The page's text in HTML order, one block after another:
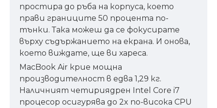
простира до ръба на корпуса, което
прави границите 50 процента по-
тънки. Така можеш да се фокусирате
върху съдържанието на екрана. И онова,
което виждате, ще ви хареса.
MacBook Air крие мощна
производителност в едва 1,29 кг.
Наличният четириядрен Intel Core i7
процесор осигурява до 2x по-висока CPU